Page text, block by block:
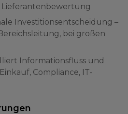
Investitionsentscheidung –
bei großen
Informationsfluss und
Compliance, IT-